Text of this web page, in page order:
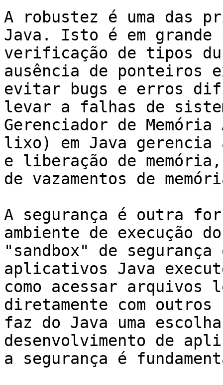
A robustez é uma das
Java. Isto é em
verificação de tipos
ausência de ponteiros
evitar bugs e erros
levar a falhas de
Gerenciador de
lixo) em Java gerencia
e liberação de
de vazamentos de
A segurança é outra
ambiente de execução
"sandbox" de segurança
aplicativos Java
como acessar arquivos
diretamente com outros
faz do Java uma
desenvolvimento de
a segurança é